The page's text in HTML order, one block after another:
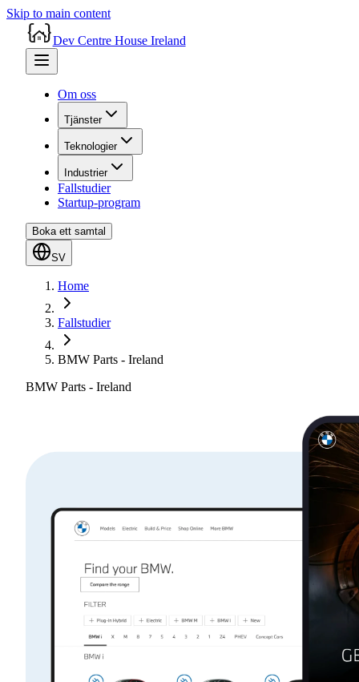
Skip to main content
Dev Centre House Ireland
Om oss
Tjänster
Teknologier
Industrier
Fallstudier
Startup-program
Boka ett samtal
SV
Home
Fallstudier
BMW Parts - Ireland
BMW Parts - Ireland